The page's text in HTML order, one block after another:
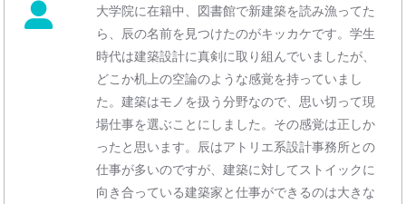
大学院に在籍中、図書館で新建築を読み漁ってた
ら、辰の名前を見つけたのがキッカケです。学生
時代は建築設計に真剣に取り組んでいましたが、
どこか机上の空論のような感覚を持っていまし
た。建築はモノを扱う分野なので、思い切って現
場仕事を選ぶことにしました。その感覚は正しか
ったと思います。辰はアトリエ系設計事務所との
仕事が多いのですが、建築に対してストイックに
向き合っている建築家と仕事ができるのは大きな